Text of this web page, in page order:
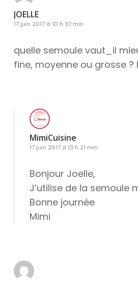
JOELLE
17 juin 2017 à 10 h 37 min
quelle semoule vaut_il
fine, moyenne ou grosse ?
MimiCuisine
17 juin 2017 à 13 h 21 min
Bonjour Joelle,
J’utilise de la semoule
Bonne journée
Mimi